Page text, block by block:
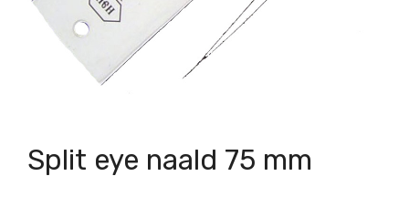
Split eye naald 75 mm